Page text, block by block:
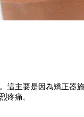
要是因為矯正器
疼痛。